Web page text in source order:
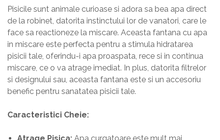
Pisicile sunt animale curioase si adora sa bea apa direct
de la robinet, datorita instinctului lor de vanatori, care le
face sa reactioneze la miscare. Aceasta fantana cu apa
in miscare este perfecta pentru a stimula hidratarea
pisicii tale, oferindu-i apa proaspata, rece si in continua
miscare, ce o va atrage imediat. In plus, datorita filtrelor
si designului sau, aceasta fantana este si un accesoriu
benefic pentru sanatatea pisicii tale.
Caracteristici Cheie: